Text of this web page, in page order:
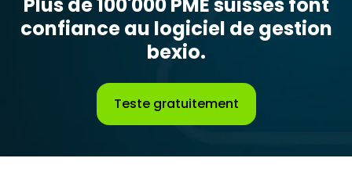
confiance au logiciel de gestion
bexio.
Teste gratuitement